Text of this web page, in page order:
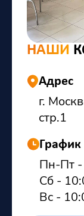
НАШИ
Адрес
г.
стр.1
Пн-Пт
Сб -
Вс -